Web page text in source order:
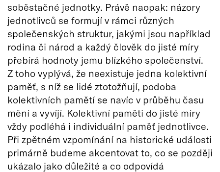
soběstačné jednotky. Právě naopak: názory
jednotlivců se formují v rámci různých
společenských struktur, jakými jsou například
rodina či národ a každý člověk do jisté míry
přebírá hodnoty jemu blízkého společenství.
Z toho vyplývá, že neexistuje jedna kolektivní
paměť, s níž se lidé ztotožňují, podoba
kolektivních pamětí se navíc v průběhu času
mění a vyvíjí. Kolektivní paměti do jisté míry
vždy podléhá i individuální paměť jednotlivce.
Při zpětném vzpomínání na historické události
primárně budeme akcentovat to, co se později
ukázalo jako důležité a co odpovídá